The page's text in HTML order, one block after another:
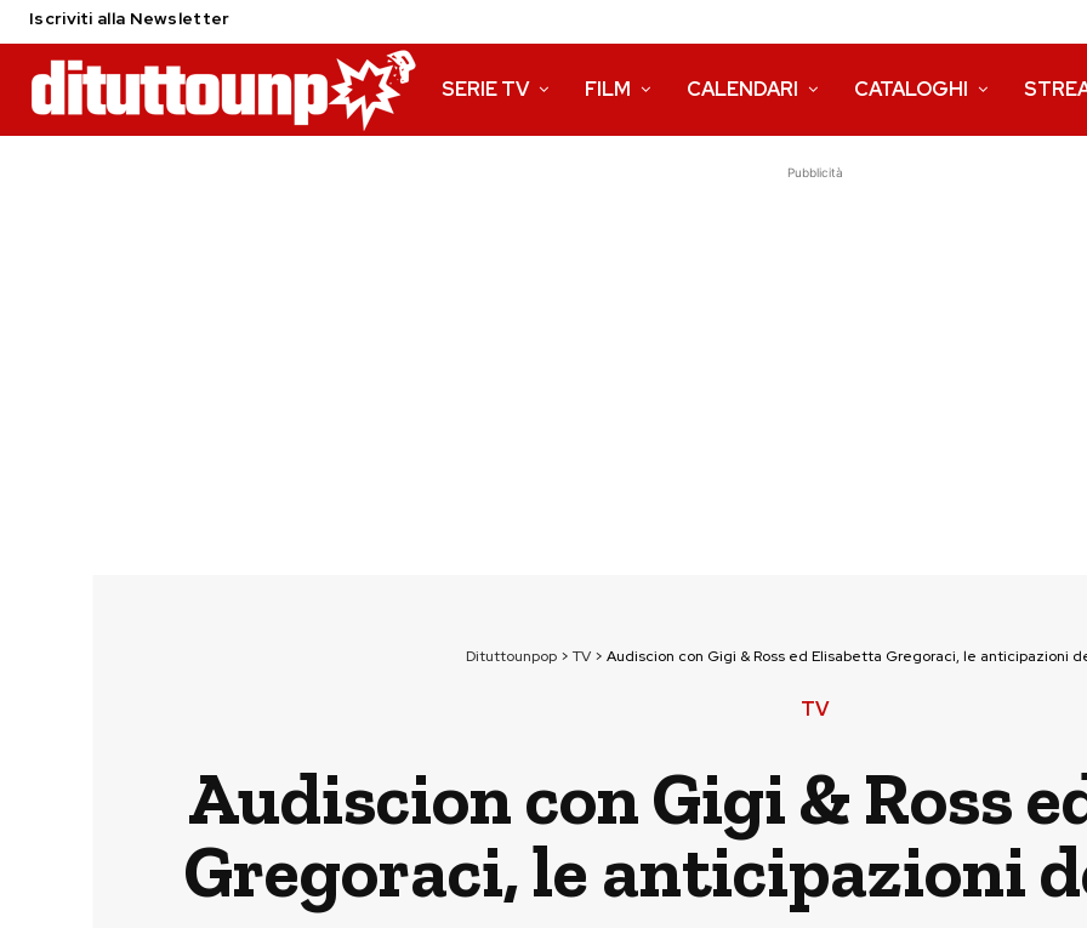
Iscriviti alla Newsletter
SERIE TV FILM CALENDARI CATALOGHI
Pubblicità
Dituttounpop > TV > Audiscion con Gigi & Ross ed Elisabetta Gregoraci, le anticipazioni
TV
Audiscion con Gigi & Ross
Gregoraci, le anticipazioni